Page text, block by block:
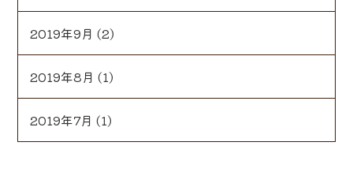
2019年9月 (2)
2019年8月 (1)
2019年7月 (1)